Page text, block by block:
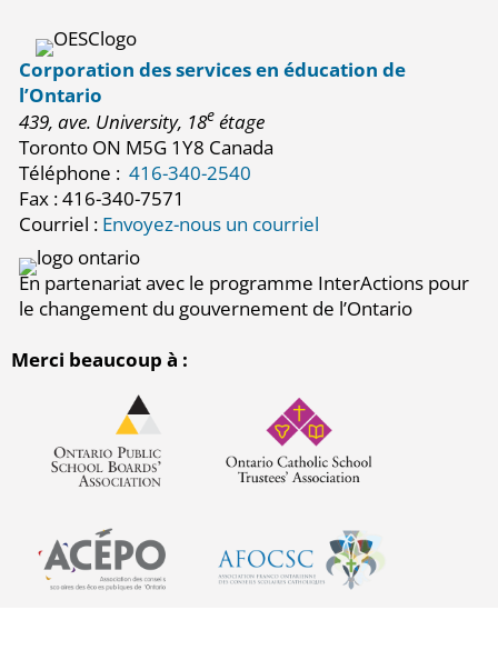
Corporation des services en éducation de
l’Ontario
439, ave. University, 18e étage
Toronto ON M5G 1Y8 Canada
Téléphone : 416-340-2540
Fax : 416-340-7571
Courriel : Envoyez-nous un courriel
En partenariat avec le programme InterActions pour
le changement du gouvernement de l’Ontario
Merci beaucoup à :